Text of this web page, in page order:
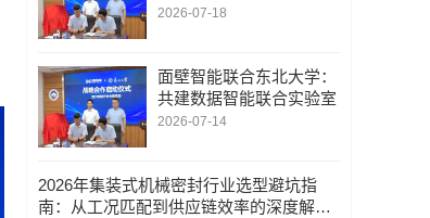
2026-07-18
面壁智能联合东北大学：
共建数据智能联合实验室
2026-07-14
2026年集装式机械密封行业选型避坑指
南：从工况匹配到供应链效率的深度解析